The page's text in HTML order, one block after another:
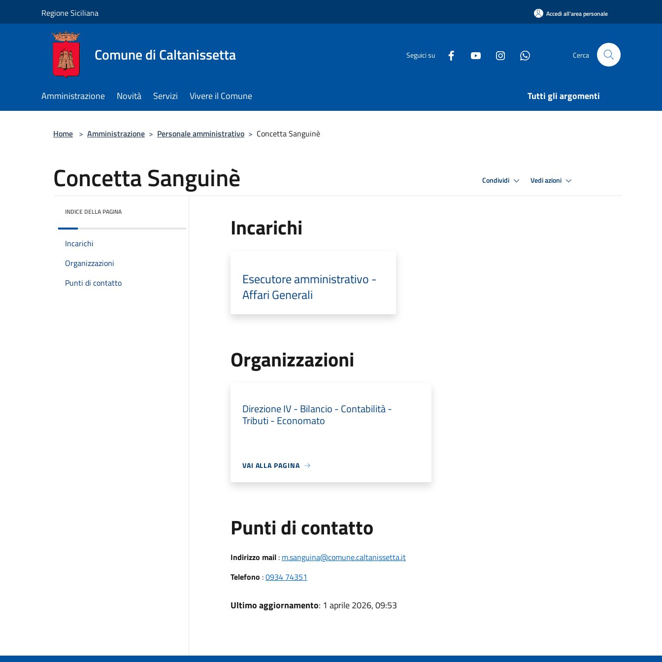
Regione Siciliana Accedi all'area personale
Comune di Caltanissetta Seguici su Cerca
Amministrazione Novità Servizi Vivere il Comune Tutti gli argomenti
Home > Amministrazione > Personale amministrativo > Concetta Sanguinè
Concetta Sanguinè Condividi Vedi azioni
INDICE DELLA PAGINA
Incarichi
Organizzazioni
Punti di contatto
Incarichi
Esecutore amministrativo -
Affari Generali
Organizzazioni
Direzione IV - Bilancio - Contabilità -
Tributi - Economato
VAI ALLA PAGINA
Punti di contatto
Indirizzo mail: m.sanguina@comune.caltanissetta.it
Telefono :0934 74351
Ultimo aggiornamento: 1 aprile 2026, 09:53